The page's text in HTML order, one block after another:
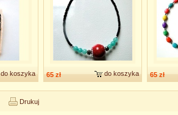
do koszyka 65 zł do koszyka 65 zł
Drukuj